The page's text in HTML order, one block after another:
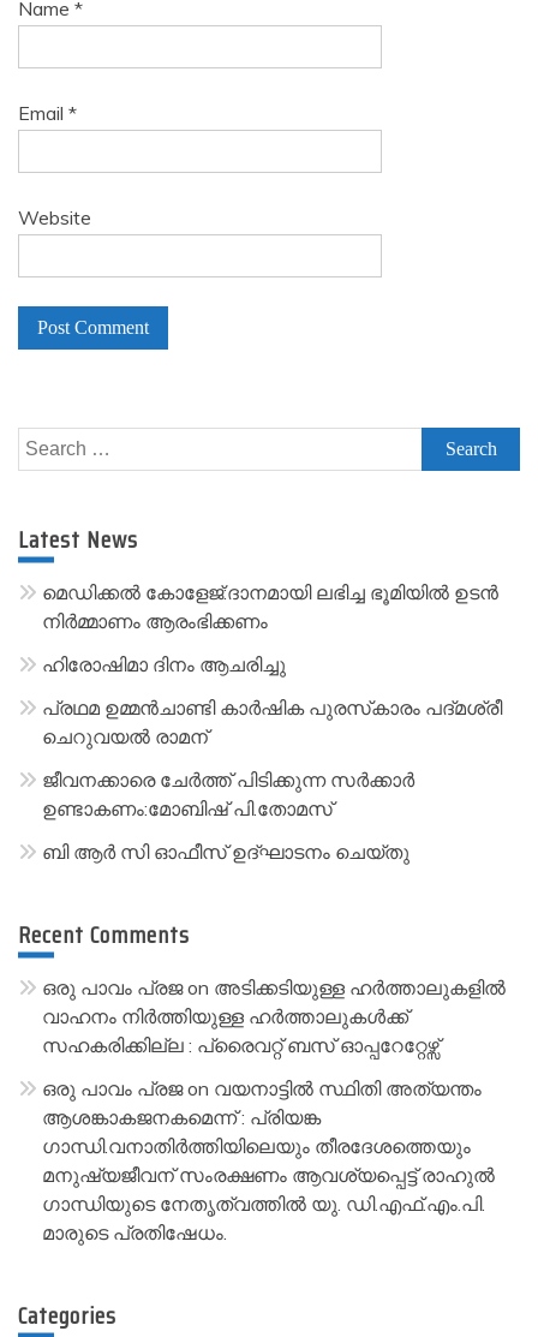
Name *
Email *
Website
l
n
a
i
e
Search
for:
Latest News
മെഡിക്കൽ കോളേജ്:ദാനമായി ലഭിച്ച ഭൂമിയിൽ ഉടൻ
നിർമ്മാണം ആരംഭിക്കണം
ഹിരോഷിമാ ദിനം ആചരിച്ചു
പ്രഥമ ഉമ്മൻചാണ്ടി കാർഷിക പുരസ്‌കാരം പദ്മശ്രീ
ചെറുവയൽ രാമന്
ജീവനക്കാരെ ചേർത്ത് പിടിക്കുന്ന സർക്കാർ
ഉണ്ടാകണം:മോബിഷ് പി.തോമസ്
ബി ആർ സി ഓഫീസ് ഉദ്ഘാടനം ചെയ്തു
Recent Comments
ഒരു പാവം പ്രജon അടിക്കടിയുള്ള ഹർത്താലുകളിൽ
വാഹനം നിർത്തിയുള്ള ഹർത്താലുകൾക്ക്
സഹകരിക്കില്ല : പ്രൈവറ്റ് ബസ് ഓപ്പറേറ്റേഴ്സ്
ഒരു പാവം പ്രജon വയനാട്ടിൽ സ്ഥിതി അത്യന്തം
ആശങ്കാകജനകമെന്ന് : പ്രിയങ്ക
ഗാന്ധി.വനാതിർത്തിയിലെയും തീരദേശത്തെയും
മനുഷ്യജീവന് സംരക്ഷണം ആവശ്യപ്പെട്ട് രാഹുൽ
ഗാന്ധിയുടെ നേതൃത്വത്തിൽ യു. ഡി.എഫ്.എം.പി.
മാരുടെ പ്രതിഷേധം.
Categories